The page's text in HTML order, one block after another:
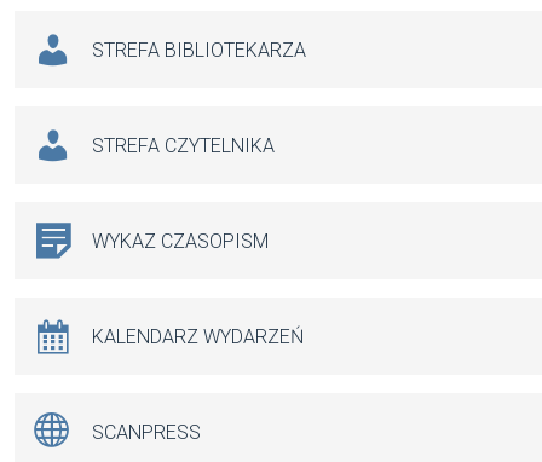
STREFA BIBLIOTEKARZA
STREFA CZYTELNIKA
WYKAZ CZASOPISM
KALENDARZ WYDARZEŃ
SCANPRESS